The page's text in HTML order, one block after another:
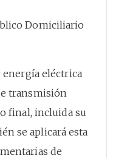
Domiciliario
energía eléctrica
transmisión
final, incluida su
se aplicará esta
de